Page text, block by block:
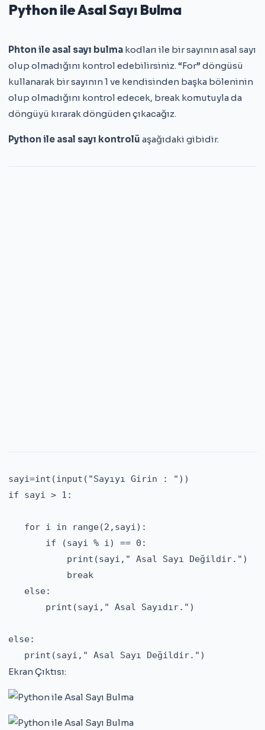
Python ile Asal Sayı Bulma
Phton ile asal sayı bulma kodları ile bir sayının asal sayı
olup olmadığını kontrol edebilirsiniz. “For” döngüsü
kullanarak bir sayının 1 ve kendisinden başka böleninin
olup olmadığını kontrol edecek, break komutuyla da
döngüyü kırarak döngüden çıkacağız.
Python ile asal sayı kontrolü aşağıdaki gibidir.
sayi=int(input("Sayıyı Girin : "))
if sayi > 1:
else:
   print(sayi," Asal Sayı Değildir.")
Ekran Çıktısı: